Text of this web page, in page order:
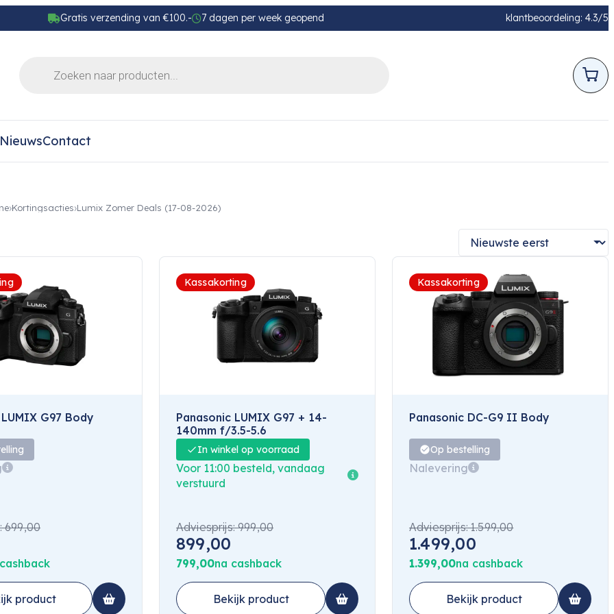
Gratis verzending van €100.- 7 dagen per week geopend klantbeoordeling: 4.3/5
NieuwsContact
Kortingsacties Lumix Zomer Deals (17-08-2026)
G97 Body
699,00
product
Kassakorting
Panasonic LUMIX G97 + 14-
140mm f/3.5-5.6
In winkel op voorraad
Voor 11:00 besteld, vandaag
verstuurd
Adviesprijs: 999,00
899,00
799,00na cashback
Bekijk product
Kassakorting
Panasonic DC-G9 II Body
Op bestelling
Nalevering
Adviesprijs: 1.599,00
1.499,00
1.399,00na cashback
Bekijk product